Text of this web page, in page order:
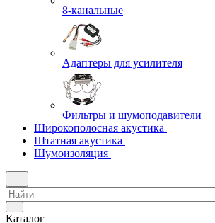
8-канальные
Адаптеры для усилителя
Фильтры и шумоподавители
Широкополосная акустика
Штатная акустика
Шумоизоляция
Каталог